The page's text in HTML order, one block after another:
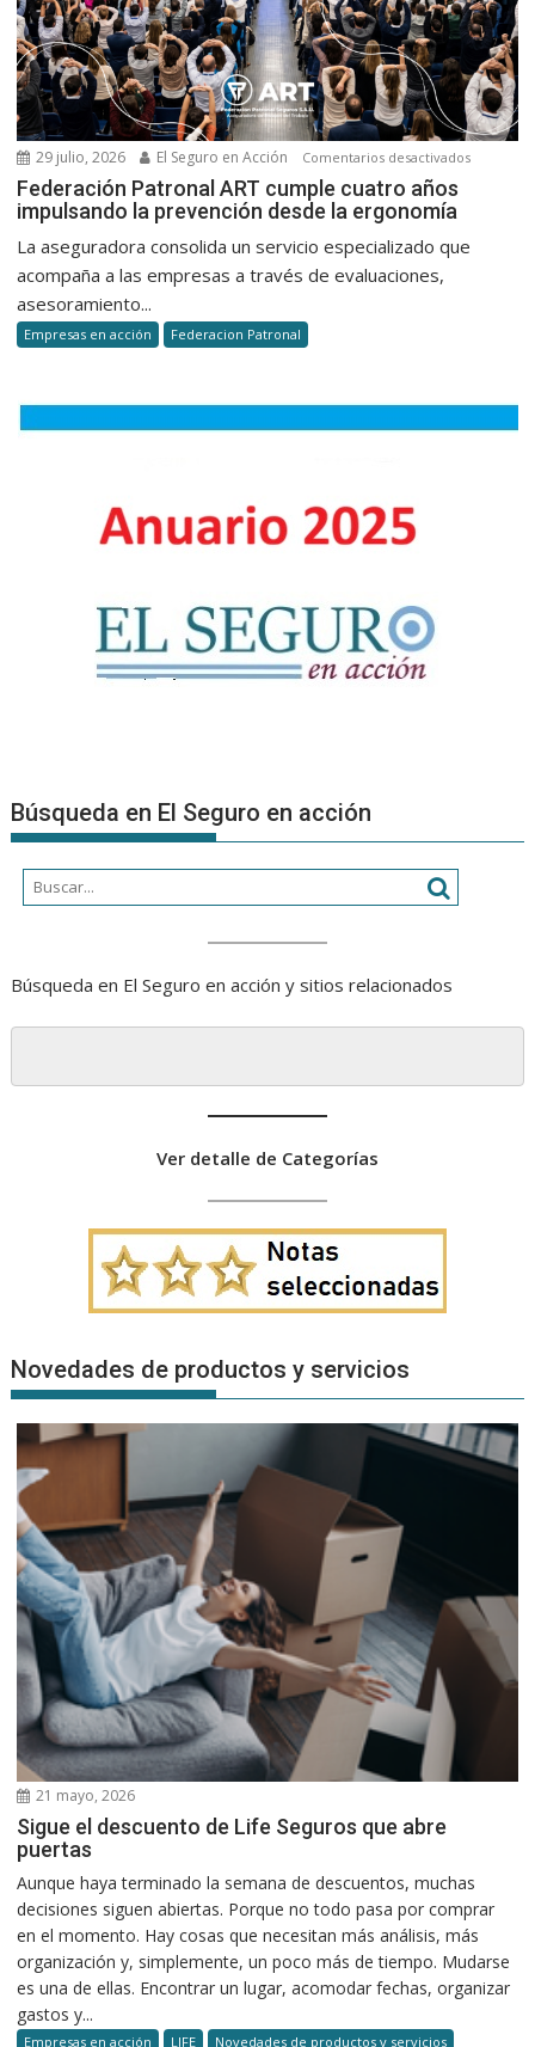
autos
29 julio, 2026 El Seguro en Acción Comentarios desactivadosen
Federación Patronal ART cumple cuatro años
impulsando la prevención desde la ergonomía
La aseguradora consolida un servicio especializado que
acompaña a las empresas a través de evaluaciones,
asesoramiento...
Empresas en acción Federacion Patronal
Búsqueda en El Seguro en acción
Búsqueda en El Seguro en acción y sitios relacionados
Ver detalle de Categorías
Novedades de productos y servicios
21 mayo, 2026
Sigue el descuento de Life Seguros que abre
puertas
Aunque haya terminado la semana de descuentos, muchas
decisiones siguen abiertas. Porque no todo pasa por comprar
en el momento. Hay cosas que necesitan más análisis, más
organización y, simplemente, un poco más de tiempo. Mudarse
es una de ellas. Encontrar un lugar, acomodar fechas, organizar
gastos y...
Empresas en acción LIFE Novedades de productos y servicios